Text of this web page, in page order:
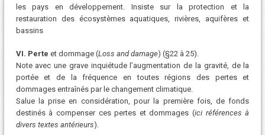
les pays en développement. Insiste sur la protection et la
restauration des écosystèmes aquatiques, rivières, aquifères et
bassins
VI. Perte et dommage (Loss and damage) (§22 à 25).
Note avec une grave inquiétude l’augmentation de la gravité, de la
portée et de la fréquence en toutes régions des pertes et
dommages entraînés par le changement climatique.
Salue la prise en considération, pour la première fois, de fonds
destinés à compenser ces pertes et dommages (ici références à
divers textes antérieurs).